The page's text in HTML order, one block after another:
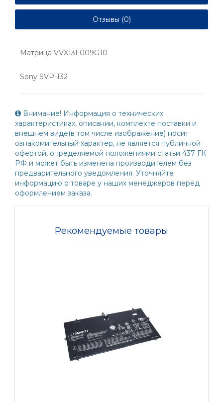
Отзывы (0)
Матрица VVX13F009G10
Sony SVP-132
Внимание! Информация о технических
характеристиках, описании, комплекте поставки и
внешнем виде(в том числе изображение) носит
ознакомительный характер, не является публичной
офертой, определяемой положениями статьи 437 ГК
РФ и может быть изменена производителем без
предварительного уведомления. Уточняйте
информацию о товаре у наших менеджеров перед
оформлением заказа.
Рекомендуемые товары